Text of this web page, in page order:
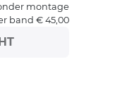
montage
band € 45,00